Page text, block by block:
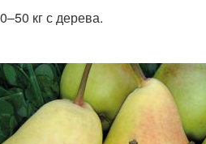
кг с дерева.